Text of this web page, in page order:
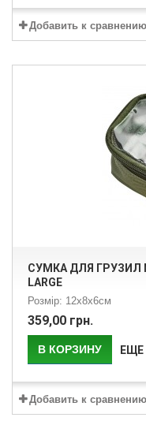
Добавить к сравнению
СУМКА ДЛЯ ГРУЗИЛ
LARGE
Розмір: 12х8х6см
359,00 грн.
В КОРЗИНУ ЕЩЕ
Добавить к сравнению